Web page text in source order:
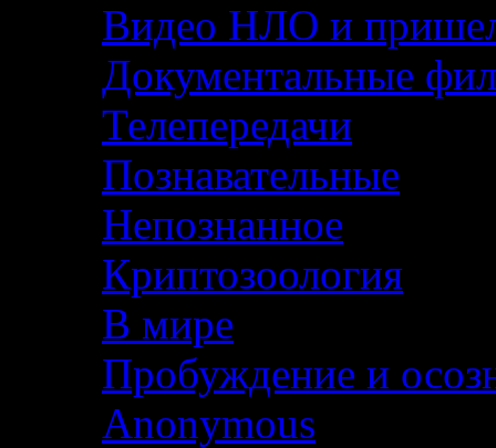
Видео НЛО и
Документальные
Телепередачи
Познавательные
Непознанное
Криптозоология
В мире
Пробуждение и
Anonymous